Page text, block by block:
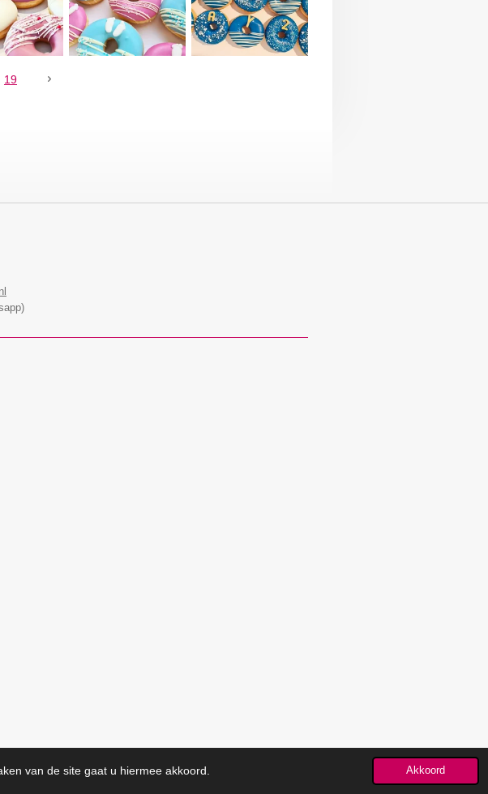
van de site gaat u hiermee akkoord. Akkoord
19